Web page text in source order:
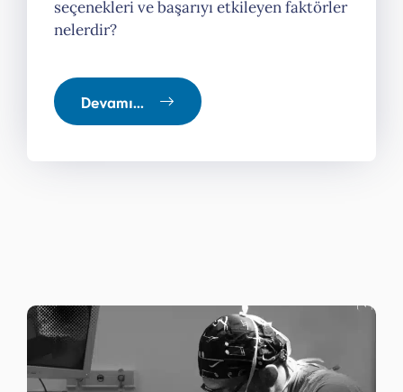
seçenekleri ve başarıyı etkileyen faktörler
nelerdir?
Devamı...